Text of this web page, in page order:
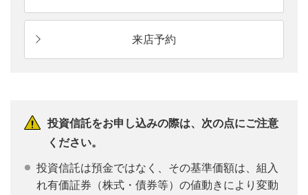
来店予約
投資信託をお申し込みの際は、次の点にご注意
ください。
投資信託は預金ではなく、その基準価額は、組入
れ有価証券（株式・債券等）の値動きにより変動